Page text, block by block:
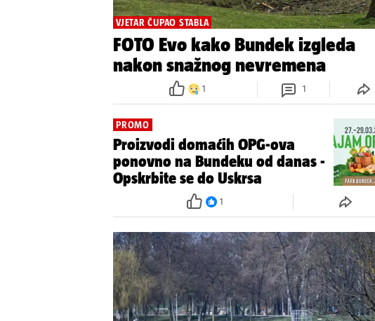
VJETAR ČUPAO STABLA
FOTO Evo kako Bundek izgleda
nakon snažnog nevremena
1 1
PROMO
Proizvodi domaćih OPG-ova
ponovno na Bundeku od danas -
Opskrbite se do Uskrsa
1